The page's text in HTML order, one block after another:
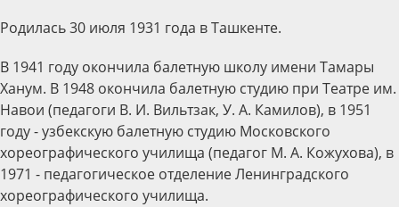
Родилась 30 июля 1931 года в Ташкенте.
В 1941 году окончила балетную школу имени Тамары
Ханум. В 1948 окончила балетную студию при Театре им.
Навои (педагоги В. И. Вильтзак, У. А. Камилов), в 1951
году - узбекскую балетную студию Московского
хореографического училища (педагог М. А. Кожухова), в
1971 - педагогическое отделение Ленинградского
хореографического училища.